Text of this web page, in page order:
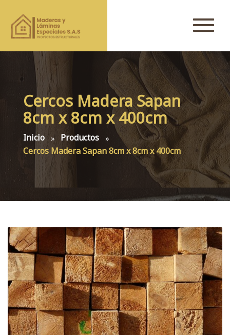
Cercos Madera Sapan
8cm x 8cm x 400cm
Inicio
Productos
Cercos Madera Sapan 8cm x 8cm x 400cm